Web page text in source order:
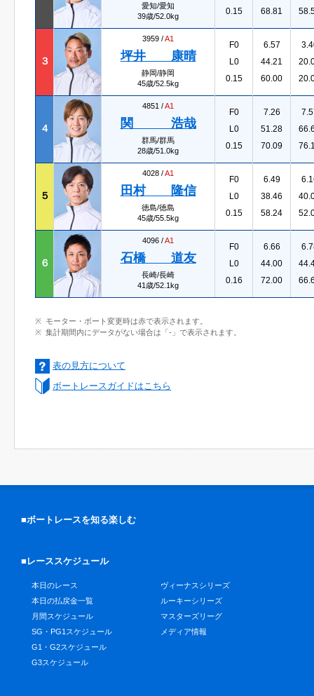
愛知/愛知
39歳/52.0kg
0.15
68.81
３
3959 /A1
坪井 康晴
静岡/静岡
45歳/52.5kg
F0
L0
0.15
6.57
44.21
60.00
４
4851 /A1
関 浩哉
群馬/群馬
28歳/51.0kg
F0
L0
0.15
7.26
51.28
70.09
５
4028 /A1
田村 隆信
徳島/徳島
45歳/55.5kg
F0
L0
0.15
6.49
38.46
58.24
６
4096 /A1
石橋 道友
長崎/長崎
41歳/52.1kg
F0
L0
0.16
6.66
44.00
72.00
モーター・ボート変更時は赤で表示されます。
集計期間内にデータがない場合は「-」で表示されます。
表の見方について
ボートレースガイドはこちら
■ボートレースを知る楽しむ
■レーススケジュール
本日のレース
本日の払戻金一覧
月間スケジュール
SG・PG1スケジュール
G1・G2スケジュール
G3スケジュール
ヴィーナスシリーズ
ルーキーシリーズ
マスターズリーグ
メディア情報